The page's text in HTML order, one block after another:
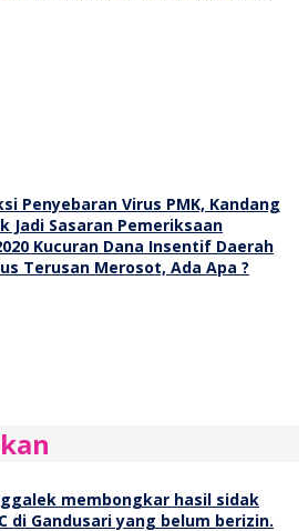
Penyebaran Virus PMK, Kandang
Jadi Sasaran Pemeriksaan
Kucuran Dana Insentif Daerah
Terusan Merosot, Ada Apa ?